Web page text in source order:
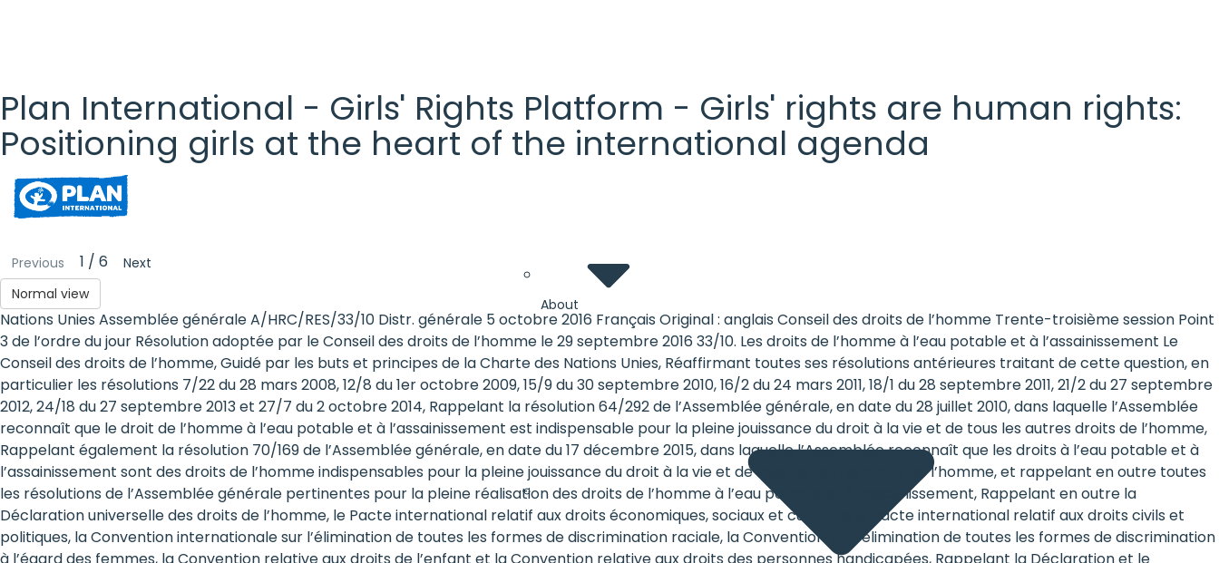
Plan International - Girls' Rights Platform - Girls' rights are human rights:
Positioning girls at the heart of the international agenda
Plan
International
- Girls'
Rights
Platform
- Girls'
rights
are
human
rights:
Positioning
About
Previous 1 / 6
Next
Normal view
Nations Unies Assemblée générale A/HRC/RES/33/10 Distr. générale 5 octobre 2016 Français Original : anglais Conseil des droits de l’homme Trente-troisième session Point
3 de l’ordre du jour Résolution adoptée par le Conseil des droits de l’homme le 29 septembre 2016 33/10. Les droits de l’homme à l’eau potable et à l’assainissement Le
Conseil des droits de l’homme, Guidé par les buts et principes de la Charte des Nations Unies, Réaffirmant toutes ses résolutions antérieures traitant de cette question, en
particulier les résolutions 7/22 du 28 mars 2008, 12/8 du 1er octobre 2009, 15/9 du 30 septembre 2010, 16/2 du 24 mars 2011, 18/1 du 28 septembre 2011, 21/2 du 27 septembre
2012, 24/18 du 27 septembre 2013 et 27/7 du 2 octobre 2014, Rappelant la résolution 64/292 de l’Assemblée générale, en date du 28 juillet 2010, dans laquelle l’Assemblée
reconnaît que le droit de l’homme à l’eau potable et à l’assainissement est indispensable pour la pleine jouissance du droit à la vie et de tous les autres droits de l’homme,
Rappelant également la résolution 70/169 de l’Assemblée générale, en date du 17 décembre 2015, dans laquelle l’Assemblée reconnaît que les droits à l’eau potable et à
l’assainissement sont des droits de l’homme indispensables pour la pleine jouissance du droit à la vie et de tous les autres droits de l’homme, et rappelant en outre toutes
les résolutions de l’Assemblée générale pertinentes pour la pleine réalisation des droits de l’homme à l’eau potable et à l’assainissement, Rappelant en outre la
Déclaration universelle des droits de l’homme, le Pacte international relatif aux droits économiques, sociaux et culturels, le Pacte international relatif aux droits civils et
politiques, la Convention internationale sur l’élimination de toutes les formes de discrimination raciale, la Convention sur l’élimination de toutes les formes de discrimination